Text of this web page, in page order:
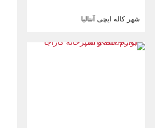
شهر کاله ایچی آنتالیا